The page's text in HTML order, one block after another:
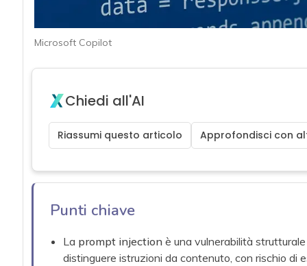
Microsoft Copilot
Chiedi all'AI
Riassumi questo articolo Approfondisci con
Punti chiave
La prompt injectionè una vulnerabilità
distinguere istruzioni da contenuto, con rischio di